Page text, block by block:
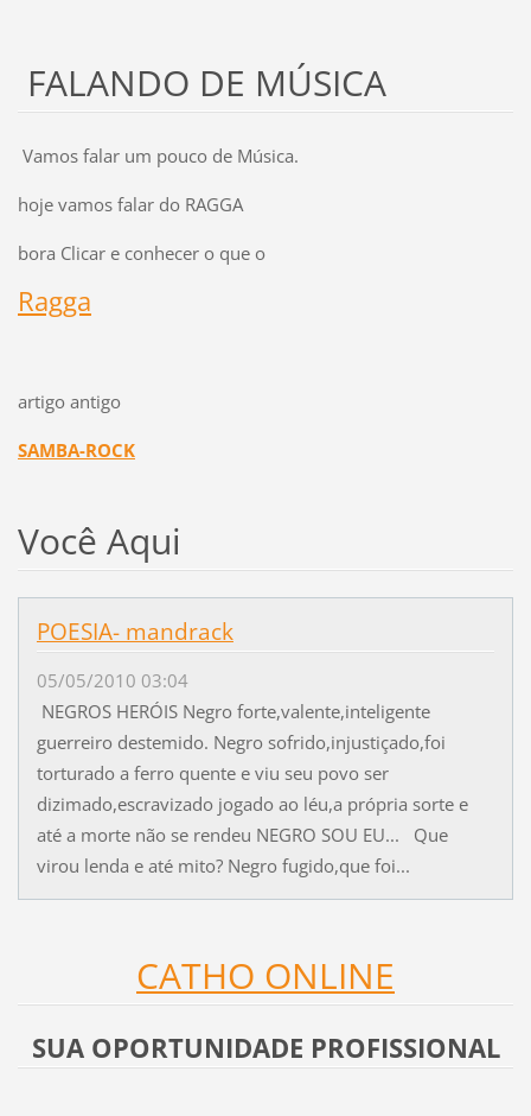
FALANDO DE MÚSICA
Vamos falar um pouco de Música.
hoje vamos falar do RAGGA
bora Clicar e conhecer o que o
Ragga
artigo antigo
SAMBA-ROCK
Você Aqui
POESIA- mandrack
05/05/2010 03:04
NEGROS HERÓIS Negro forte,valente,inteligente
guerreiro destemido. Negro sofrido,injustiçado,foi
torturado a ferro quente e viu seu povo ser
dizimado,escravizado jogado ao léu,a própria sorte e
até a morte não se rendeu NEGRO SOU EU... Que
virou lenda e até mito? Negro fugido,que foi...
CATHO ONLINE
SUA OPORTUNIDADE PROFISSIONAL